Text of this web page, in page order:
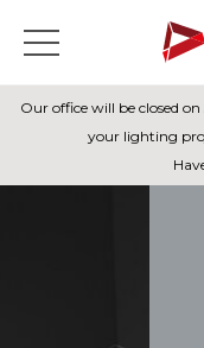
Our office will be closed
your lighting